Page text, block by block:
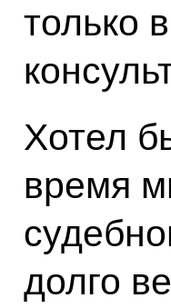
только
Хотел
время
долго